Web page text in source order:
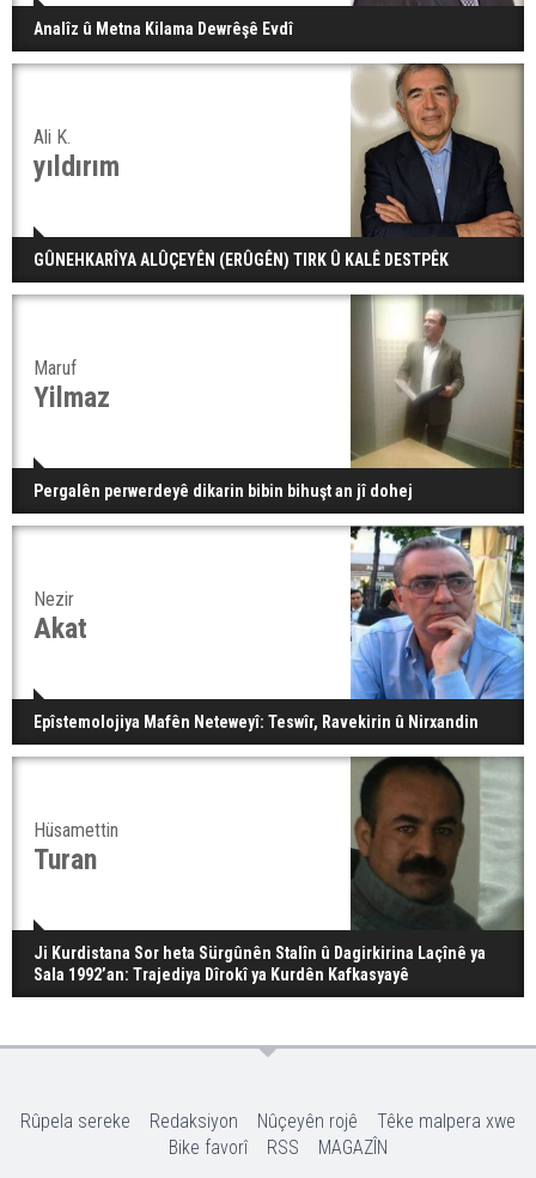
Analîz û Metna Kilama Dewrêşê Evdî
Ali K.
yıldırım
GÛNEHKARÎYA ALÛÇEYÊN (ERÛGÊN) TIRK Û KALÊ DESTPÊK
Maruf
Yilmaz
Pergalên perwerdeyê dikarin bibin bihuşt an jî dohej
Nezir
Akat
Epîstemolojiya Mafên Neteweyî: Teswîr, Ravekirin û Nirxandin
Hüsamettin
Turan
Ji Kurdistana Sor heta Sürgûnên Stalîn û Dagirkirina Laçînê ya
Sala 1992’an: Trajediya Dîrokî ya Kurdên Kafkasyayê
Rûpela sereke Redaksiyon Nûçeyên rojê
Têke malpera xwe
Bike favorî
RSS MAGAZÎN